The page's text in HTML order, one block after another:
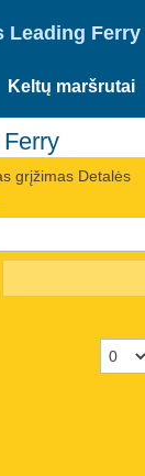
Leading
Keltų maršrutai
grįžimas Detalės